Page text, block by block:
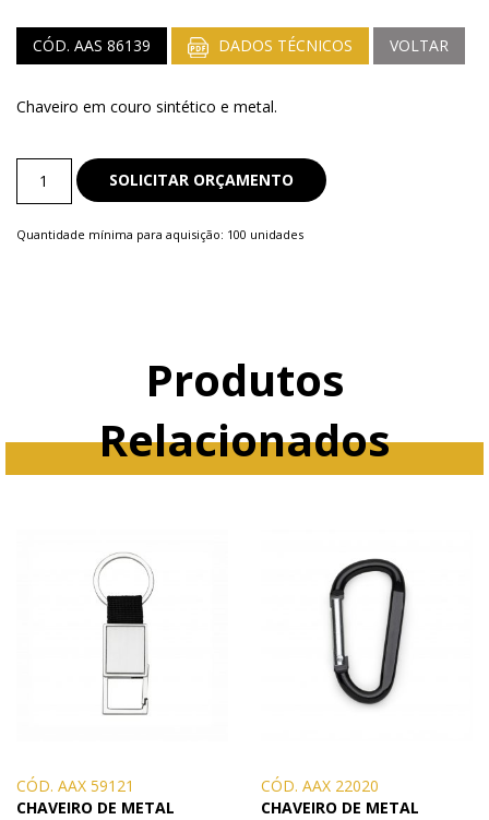
CÓD. AAS 86139 DADOS TÉCNICOS VOLTAR
Chaveiro em couro sintético e metal.
Chaveiro
quantity
SOLICITAR ORÇAMENTO
Quantidade mínima para aquisição: 100 unidades
Produtos
Relacionados
CÓD. AAX 59121
CHAVEIRO DE METAL
CÓD. AAX 22020
CHAVEIRO DE METAL